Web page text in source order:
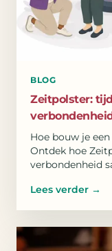
BLOG
Zeitpolster:
Hoe bouw je
Ontdek hoe
verbondenheid
Lees verder →